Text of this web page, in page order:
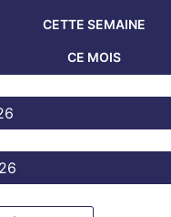
CETTE SEMAINE
CE MOIS